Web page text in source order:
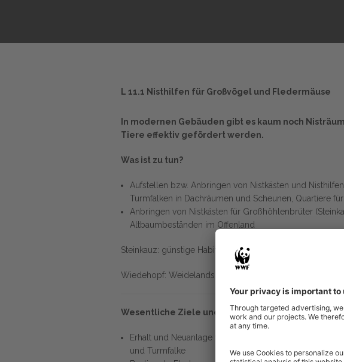
L 11.1 Nisthilfen für Großvögel und Fledermäuse
In modernen Gebäuden gibt es kaum noch
Tiere effektiv gefördert werden.
Was ist zu tun?
Aufstellen bzw. Anbringen von Nistkästen und
Turmfalken in Dachräumen und Scheunen, Quartiere
Anbringen von Nistkästen für Großhöhlenbrüter
Altbaumbeständen im Offenland
Steinkauz: günstige Habitate sind beweidete
Wiedehopf: Weidelandschaften mit lockerem
Wesentliche Ziele und Wirkungen auf die
Erhalt und Neuanlage von Brutplätzen für Weißstorch,
und Turmfalke